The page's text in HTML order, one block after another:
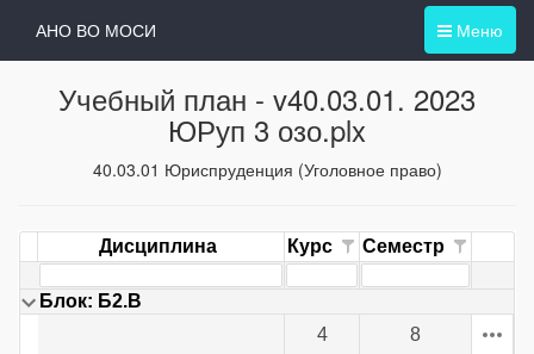
Меню
АНО ВО МОСИ
Учебный план - v40.03.01. 2023
ЮРуп 3 озо.plx
40.03.01 Юриспруденция (Уголовное право)
Дисциплина Курс Семестр
Блок: Б2.В
4 8